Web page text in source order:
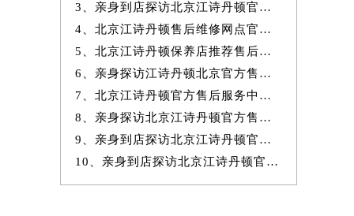
3、亲身到店探访北京江诗丹顿官方售后服务中心｜最新热线和全部网点地
4、北京江诗丹顿售后维修网点官方服务指南权威公示（2026年7月最新）
5、北京江诗丹顿保养店推荐售后保养服务权威公示（2026年7月最新）
6、亲身探访江诗丹顿北京官方售后服务中心｜地址与24小时服务电话（2026
7、北京江诗丹顿官方售后服务中心｜最新地址与24小时售后热线权威信息
8、亲身探访北京江诗丹顿官方售后服务中心｜完整网点地址与服务电话（20
9、亲身到店探访北京江诗丹顿官方售后服务中心｜服务热线及全部官方地
10、亲身到店探访北京江诗丹顿官方售后服务中心｜官方热线及全部网点地